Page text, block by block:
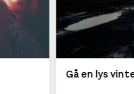
Gå en lys